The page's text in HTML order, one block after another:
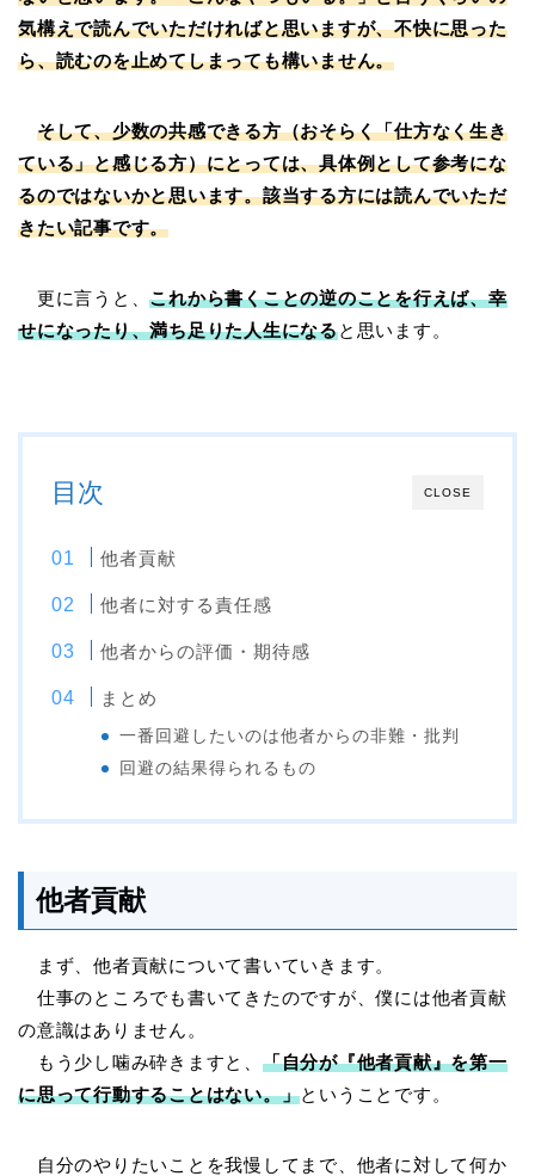
気構えで読んでいただければと思いますが、不快に思った
ら、読むのを止めてしまっても構いません。
そして、少数の共感できる方（おそらく「仕方なく生き
ている」と感じる方）にとっては、具体例として参考にな
るのではないかと思います。該当する方には読んでいただ
きたい記事です。
更に言うと、これから書くことの逆のことを行えば、幸
せになったり、満ち足りた人生になると思います。
CLOSE
目次
他者貢献
他者に対する責任感
他者からの評価・期待感
まとめ
一番回避したいのは他者からの非難・批判
回避の結果得られるもの
他者貢献
まず、他者貢献について書いていきます。
仕事のところでも書いてきたのですが、僕には他者貢献
の意識はありません。
もう少し噛み砕きますと、 「自分が『他者貢献』を第一
に思って行動することはない。」ということです。
自分のやりたいことを我慢してまで、他者に対して何か